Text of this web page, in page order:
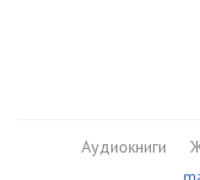
Аудиокниги